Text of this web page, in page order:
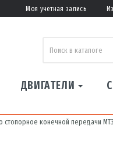
Моя учетная запись
ДВИГАТЕЛИ
стопорное конечной передачи